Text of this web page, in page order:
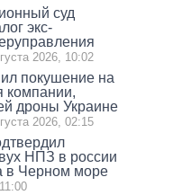
суд
экс-
2026, 10:02
покушение на
компании,
дроны Украине
2026, 02:15
НПЗ в россии
в Черном море